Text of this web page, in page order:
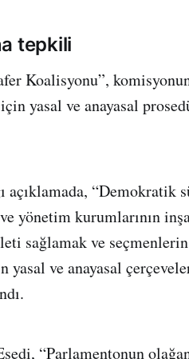
tepkili
Koalisyonu”,
yasal ve anayasal
açıklamada, “Demokratik
kurumlarının
sağlamak ve seçmenlerin
yasal ve anayasal
“Parlamentonun